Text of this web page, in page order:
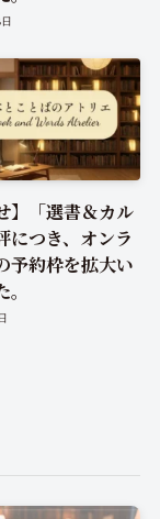
】「選書＆カル
につき、オンラ
予約枠を拡大い